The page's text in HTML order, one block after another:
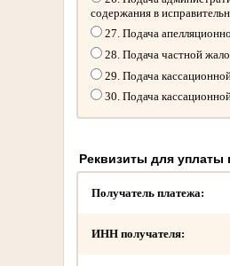
содержания в
27. Подача
28. Подача частной
29. Подача
30. Подача
Реквизиты для
Получатель платежа:
ИНН получателя: